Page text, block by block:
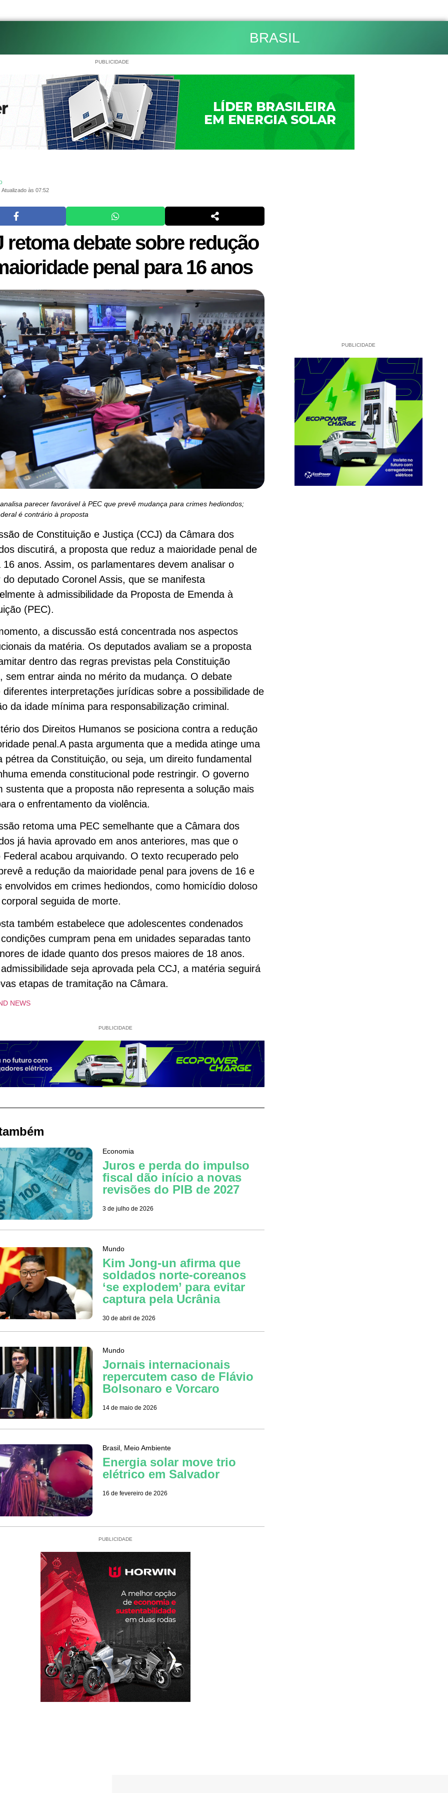
BRASIL
PUBLICIDADE
Atualizado às 07:52
retoma debate sobre redução
penal para 16 anos
parecer favorável à PEC que prevê mudança para crimes hediondos;
é contrário à proposta
de Constituição e Justiça (CCJ) da Câmara dos
discutirá, a proposta que reduz a maioridade penal de
16 anos. Assim, os parlamentares devem analisar o
do deputado Coronel Assis, que se manifesta
à admissibilidade da Proposta de Emenda à
(PEC).
a discussão está concentrada nos aspectos
da matéria. Os deputados avaliam se a proposta
dentro das regras previstas pela Constituição
sem entrar ainda no mérito da mudança. O debate
diferentes interpretações jurídicas sobre a possibilidade de
da idade mínima para responsabilização criminal.
dos Direitos Humanos se posiciona contra a redução
penal.A pasta argumenta que a medida atinge uma
pétrea da Constituição, ou seja, um direito fundamental
emenda constitucional pode restringir. O governo
sustenta que a proposta não representa a solução mais
o enfrentamento da violência.
retoma uma PEC semelhante que a Câmara dos
já havia aprovado em anos anteriores, mas que o
Federal acabou arquivando. O texto recuperado pelo
a redução da maioridade penal para jovens de 16 e
envolvidos em crimes hediondos, como homicídio doloso
seguida de morte.
também estabelece que adolescentes condenados
cumpram pena em unidades separadas tanto
de idade quanto dos presos maiores de 18 anos.
seja aprovada pela CCJ, a matéria seguirá
etapas de tramitação na Câmara.
NEWS
PUBLICIDADE
Economia
Juros e perda do impulso
fiscal dão início a novas
revisões do PIB de 2027
3 de julho de 2026
Mundo
Kim Jong-un afirma que
soldados norte-coreanos
‘se explodem’ para evitar
captura pela Ucrânia
30 de abril de 2026
Mundo
Jornais internacionais
repercutem caso de Flávio
Bolsonaro e Vorcaro
14 de maio de 2026
Brasil Meio Ambiente
Energia solar move trio
elétrico em Salvador
16 de fevereiro de 2026
PUBLICIDADE
PUBLICIDADE